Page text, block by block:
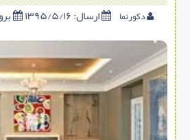
بتن-بتون
شهری ترافیکی
ساخت و ساز
مصالح ساختمانی
سازه پیش ساخته
سنگ ساختمانی
دکورنما ارسال:۱۳۹۵/۵/۱۶